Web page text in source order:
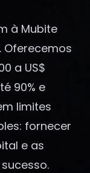
à Mubite
a US$
90% e
limites
fornecer
e as